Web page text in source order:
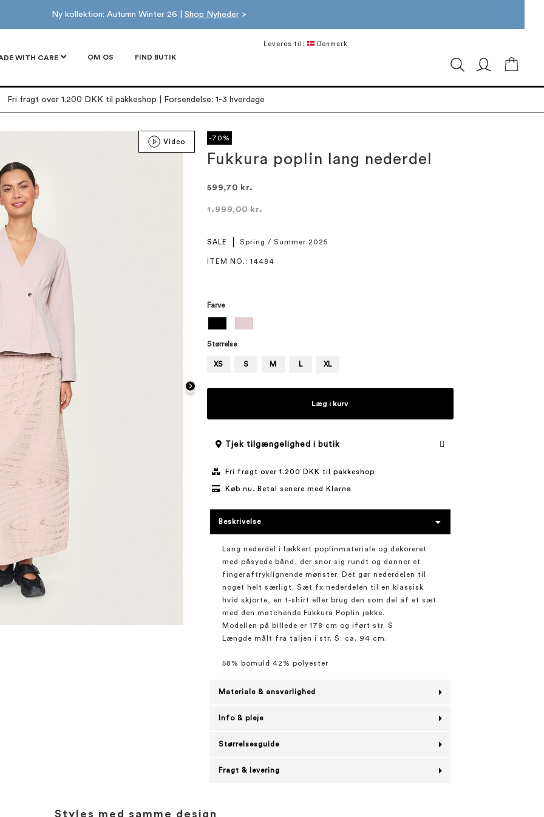
Ny kollektion: Autumn Winter 26 | Shop Nyheder>
WITH CARE OM OS FIND BUTIK
Leveres til: Denmark
Fri fragt over 1.200 DKK til pakkeshop | Forsendelse: 1-3 hverdage
Video -70%
Fukkura poplin lang nederdel
599,70 kr.
1.999,00 kr.
SALE Spring / Summer 2025
ITEM NO. : 14484
Farve
Størrelse
XS S M L XL
Læg i kurv
Tjek tilgængelighed i butik
Fri fragt over 1.200 DKK til pakkeshop
Køb nu. Betal senere med Klarna
Beskrivelse
Lang nederdel i lækkert poplinmateriale og dekoreret
med påsyede bånd, der snor sig rundt og danner et
fingeraftryklignende mønster. Det gør nederdelen til
noget helt særligt. Sæt fx nederdelen til en klassisk
hvid skjorte, en t-shirt eller brug den som del af et sæt
med den matchende Fukkura Poplin jakke.
Modellen på billede er 178 cm og iført str. S
Længde målt fra taljen i str. S: ca. 94 cm.
58% bomuld 42% polyester
Materiale & ansvarlighed
Info & pleje
Størrelsesguide
Fragt & levering
Styles med samme design